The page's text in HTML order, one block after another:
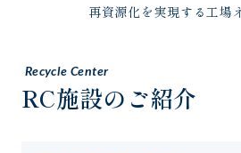
再資源化を実現する工場
Recycle Center
RC施設のご紹介